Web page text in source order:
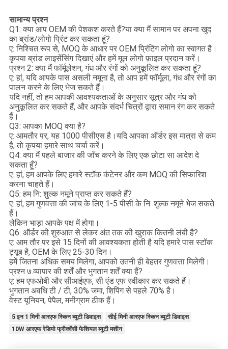
सामान्य प्रश्न
Q1: क्या आप OEM की पेशकश करते हैं?या क्या मैं सामान पर अपना खुद
का ब्रांड/लोगो प्रिंट कर सकता हूं?
ए: निश्चित रूप से, MOQ के आधार पर OEM प्रिंटिंग लोगो का स्वागत है।
कृपया ब्रांड लाइसेंसिंग दिखाएं और हमें मूल लोगो फ़ाइल प्रदान करें।
प्रश्न 2: क्या मैं फॉर्मूलेशन, गंध और रंगों को अनुकूलित कर सकता हूं?
ए: हां, यदि आपके पास असली नमूना है, तो आप हमें फॉर्मूला, गंध और रंगों का
पालन करने के लिए भेज सकते हैं।
यदि नहीं, तो हम आपकी आवश्यकताओं के अनुसार सूत्र और गंध को
अनुकूलित कर सकते हैं, और आपके संदर्भ चित्रों द्वारा समान रंग कर सकते
हैं।
Q3: आपका MOQ क्या है?
ए: आमतौर पर, यह 1000 पीसीएस है।यदि आपका ऑर्डर इस मात्रा से कम
है, तो कृपया हमारे साथ चर्चा करें।
Q4: क्या मैं पहले बाजार की जाँच करने के लिए एक छोटा सा आदेश दे
सकता हूँ?
ए: हां, हम आपके लिए हमारे स्टॉक कंटेनर और कम MOQ की सिफारिश
करना चाहते हैं।
Q5: हम नि: शुल्क नमूने प्राप्त कर सकते हैं?
ए: हां, हम गुणवत्ता की जांच के लिए 1-5 पीसी के नि: शुल्क नमूने भेज सकते
हैं।
लेकिन भाड़ा आपके पक्ष में होगा।
Q6: ऑर्डर की शुरुआत से लेकर अंत तक की खुराक कितनी लंबी है?
ए: आम तौर पर इसे 15 दिनों की आवश्यकता होती है यदि हमारे पास स्टॉक
ट्यूब है, OEM के लिए 25-30 दिन।
हमें जितना अधिक समय मिलेगा, आपको उतनी ही बेहतर गुणवत्ता मिलेगी।
प्रश्न ७.व्यापार की शर्तें और भुगतान शर्तें क्या हैं?
ए: हम एफओबी और सीआईएफ, सी एंड एफ स्वीकार कर सकते हैं।
भुगतान अवधि टी / टी, 30% जमा, शिपिंग से पहले 70% है।
वेस्ट यूनियन, पेपैल, मनीग्राम ठीक हैं।
5 इन 1 मिनी आरएफ स्किन ब्यूटी डिवाइस
सीई मिनी आरएफ स्किन ब्यूटी डिवाइस
10W आरएफ रेडियो फ्रीक्वेंसी फेशियल ब्यूटी मशीन